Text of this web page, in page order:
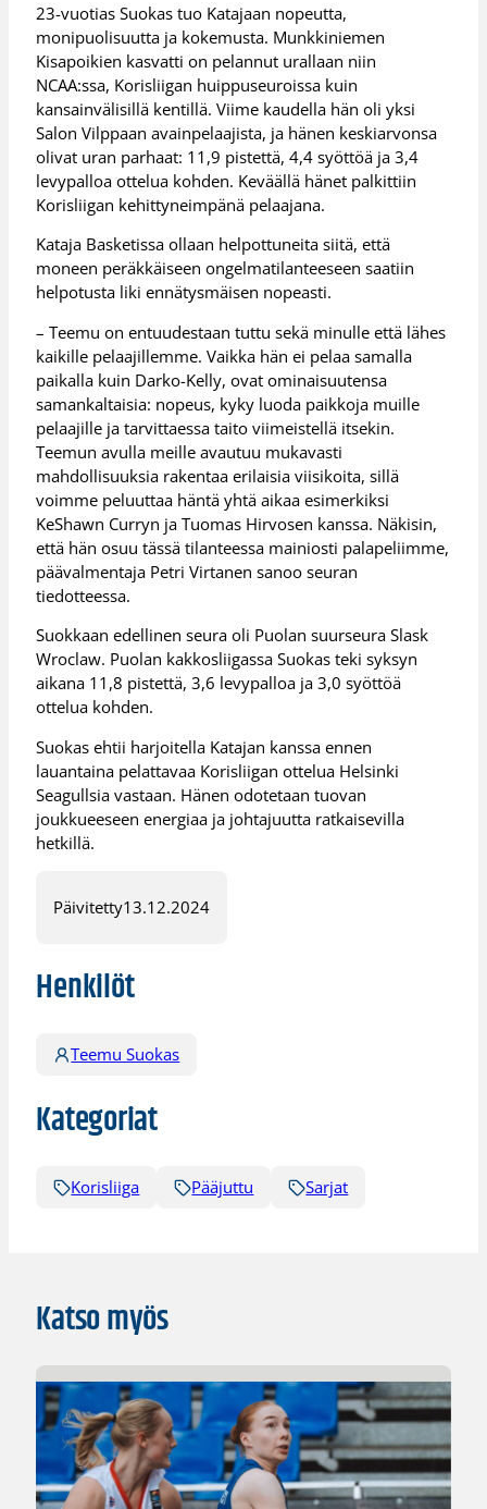
23-vuotias Suokas tuo Katajaan nopeutta,
monipuolisuutta ja kokemusta. Munkkiniemen
Kisapoikien kasvatti on pelannut urallaan niin
NCAA:ssa, Korisliigan huippuseuroissa kuin
kansainvälisillä kentillä. Viime kaudella hän oli yksi
Salon Vilppaan avainpelaajista, ja hänen keskiarvonsa
olivat uran parhaat: 11,9 pistettä, 4,4 syöttöä ja 3,4
levypalloa ottelua kohden. Keväällä hänet palkittiin
Korisliigan kehittyneimpänä pelaajana.
Kataja Basketissa ollaan helpottuneita siitä, että
moneen peräkkäiseen ongelmatilanteeseen saatiin
helpotusta liki ennätysmäisen nopeasti.
– Teemu on entuudestaan tuttu sekä minulle että lähes
kaikille pelaajillemme. Vaikka hän ei pelaa samalla
paikalla kuin Darko-Kelly, ovat ominaisuutensa
samankaltaisia: nopeus, kyky luoda paikkoja muille
pelaajille ja tarvittaessa taito viimeistellä itsekin.
Teemun avulla meille avautuu mukavasti
mahdollisuuksia rakentaa erilaisia viisikoita, sillä
voimme peluuttaa häntä yhtä aikaa esimerkiksi
KeShawn Curryn ja Tuomas Hirvosen kanssa. Näkisin,
että hän osuu tässä tilanteessa mainiosti palapeliimme,
päävalmentaja Petri Virtanen sanoo seuran
tiedotteessa.
Suokkaan edellinen seura oli Puolan suurseura Slask
Wroclaw. Puolan kakkosliigassa Suokas teki syksyn
aikana 11,8 pistettä, 3,6 levypalloa ja 3,0 syöttöä
ottelua kohden.
Suokas ehtii harjoitella Katajan kanssa ennen
lauantaina pelattavaa Korisliigan ottelua Helsinki
Seagullsia vastaan. Hänen odotetaan tuovan
joukkueeseen energiaa ja johtajuutta ratkaisevilla
hetkillä.
Päivitetty13.12.2024
Henkilöt
Teemu Suokas
Kategoriat
Korisliiga Pääjuttu Sarjat
Katso myös